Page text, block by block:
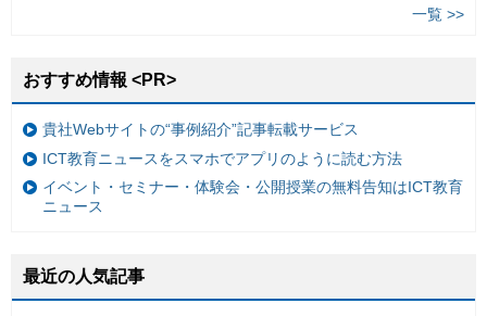
一覧 >>
おすすめ情報 <PR>
貴社Webサイトの“事例紹介”記事転載サービス
ICT教育ニュースをスマホでアプリのように読む方法
イベント・セミナー・体験会・公開授業の無料告知はICT教育
ニュース
最近の人気記事